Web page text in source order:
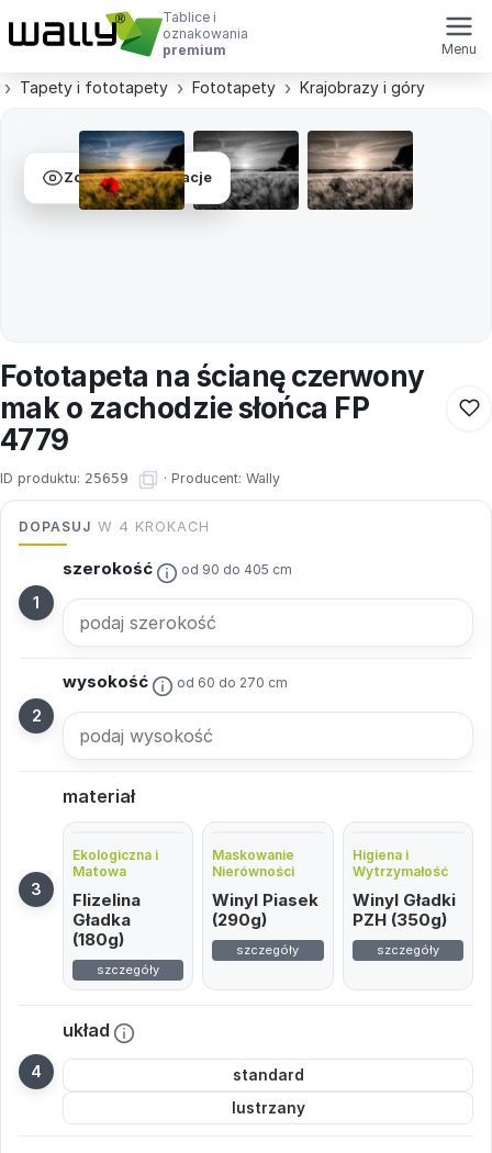
Tablice i
oznakowania
premium
Menu
Tapety i fototapety Fototapety Krajobrazy i góry
Zobacz wizualizacje
Fototapeta na ścianę czerwony
mak o zachodzie słońca FP
4779
ID produktu: 25659 · Producent: Wally
DOPASUJ W 4 KROKACH
szerokość od 90 do 405 cm
wysokość od 60 do 270 cm
materiał
Ekologiczna i
Matowa
Flizelina
Gładka
(180g)
szczegóły
Maskowanie
Nierówności
Winyl Piasek
(290g)
szczegóły
Higiena i
Wytrzymałość
Winyl Gładki
PZH (350g)
szczegóły
układ
standard
lustrzany